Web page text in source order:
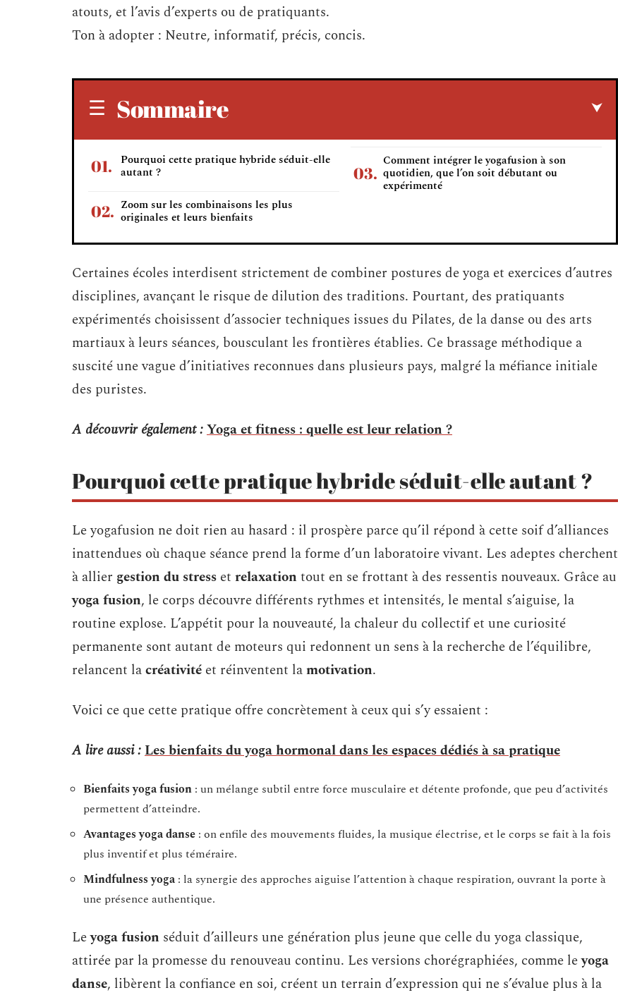
atouts, et l’avis d’experts ou de pratiquants.
Ton à adopter : Neutre, informatif, précis, concis.
Sommaire
Pourquoi cette pratique hybride séduit-elle
autant ?
Zoom sur les combinaisons les plus
originales et leurs bienfaits
Comment intégrer le yogafusion à son
quotidien, que l’on soit débutant ou
expérimenté
Certaines écoles interdisent strictement de combiner postures de yoga et exercices d’autres
disciplines, avançant le risque de dilution des traditions. Pourtant, des pratiquants
expérimentés choisissent d’associer techniques issues du Pilates, de la danse ou des arts
martiaux à leurs séances, bousculant les frontières établies. Ce brassage méthodique a
suscité une vague d’initiatives reconnues dans plusieurs pays, malgré la méfiance initiale
des puristes.
A découvrir également :Yoga et fitness : quelle est leur relation ?
Pourquoi cette pratique hybride séduit-elle autant ?
Le yogafusion ne doit rien au hasard : il prospère parce qu’il répond à cette soif d’alliances
inattendues où chaque séance prend la forme d’un laboratoire vivant. Les adeptes cherchent
à allier gestion du stress et relaxationtout en se frottant à des ressentis nouveaux. Grâce au
yoga fusion, le corps découvre différents rythmes et intensités, le mental s’aiguise, la
routine explose. L’appétit pour la nouveauté, la chaleur du collectif et une curiosité
permanente sont autant de moteurs qui redonnent un sens à la recherche de l’équilibre,
relancent lacréativité et réinventent lamotivation.
Voici ce que cette pratique offre concrètement à ceux qui s’y essaient :
A lire aussi :Les bienfaits du yoga hormonal dans les espaces dédiés à sa pratique
Bienfaits yoga fusion : un mélange subtil entre force musculaire et détente profonde, que peu d’activités
permettent d’atteindre.
Avantages yoga danse : on enfile des mouvements fluides, la musique électrise, et le corps se fait à la fois
plus inventif et plus téméraire.
Mindfulness yoga : la synergie des approches aiguise l’attention à chaque respiration, ouvrant la porte à
une présence authentique.
Leyoga fusion séduit d’ailleurs une génération plus jeune que celle du yoga classique,
attirée par la promesse du renouveau continu. Les versions chorégraphiées, comme leyoga
danse, libèrent la confiance en soi, créent un terrain d’expression qui ne s’évalue plus à la